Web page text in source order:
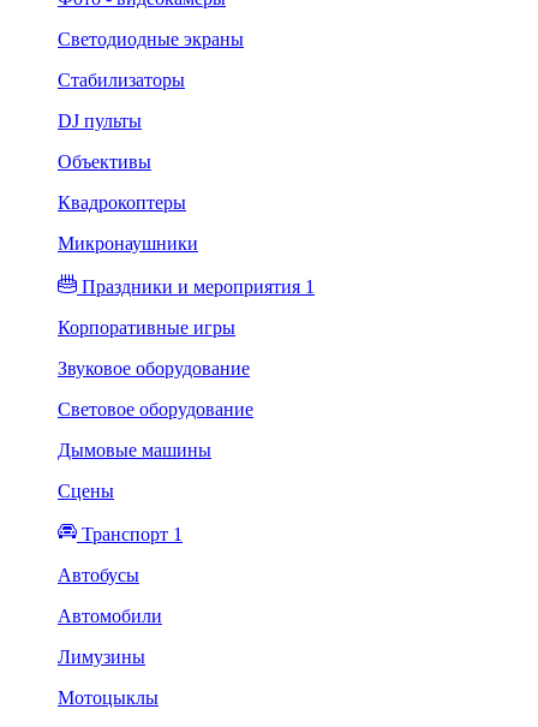
Светодиодные экраны
Стабилизаторы
DJ пульты
Объективы
Квадрокоптеры
Микронаушники
Праздники и мероприятия 1
Корпоративные игры
Звуковое оборудование
Световое оборудование
Дымовые машины
Сцены
Транспорт 1
Автобусы
Автомобили
Лимузины
Мотоцыклы